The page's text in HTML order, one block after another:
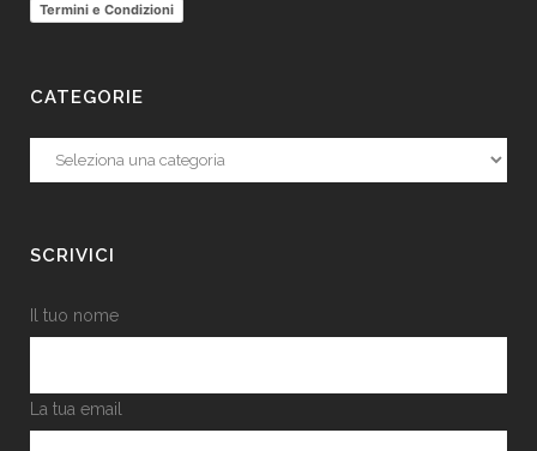
Termini e Condizioni
CATEGORIE
Categorie
SCRIVICI
Il tuo nome
La tua email